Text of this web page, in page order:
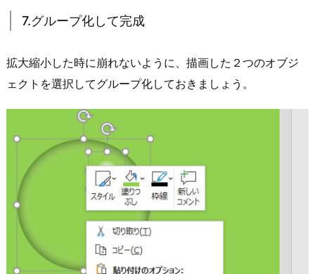
7.グループ化して完成
拡大縮小した時に崩れないように、描画した２つのオブジ
ェクトを選択してグループ化しておきましょう。